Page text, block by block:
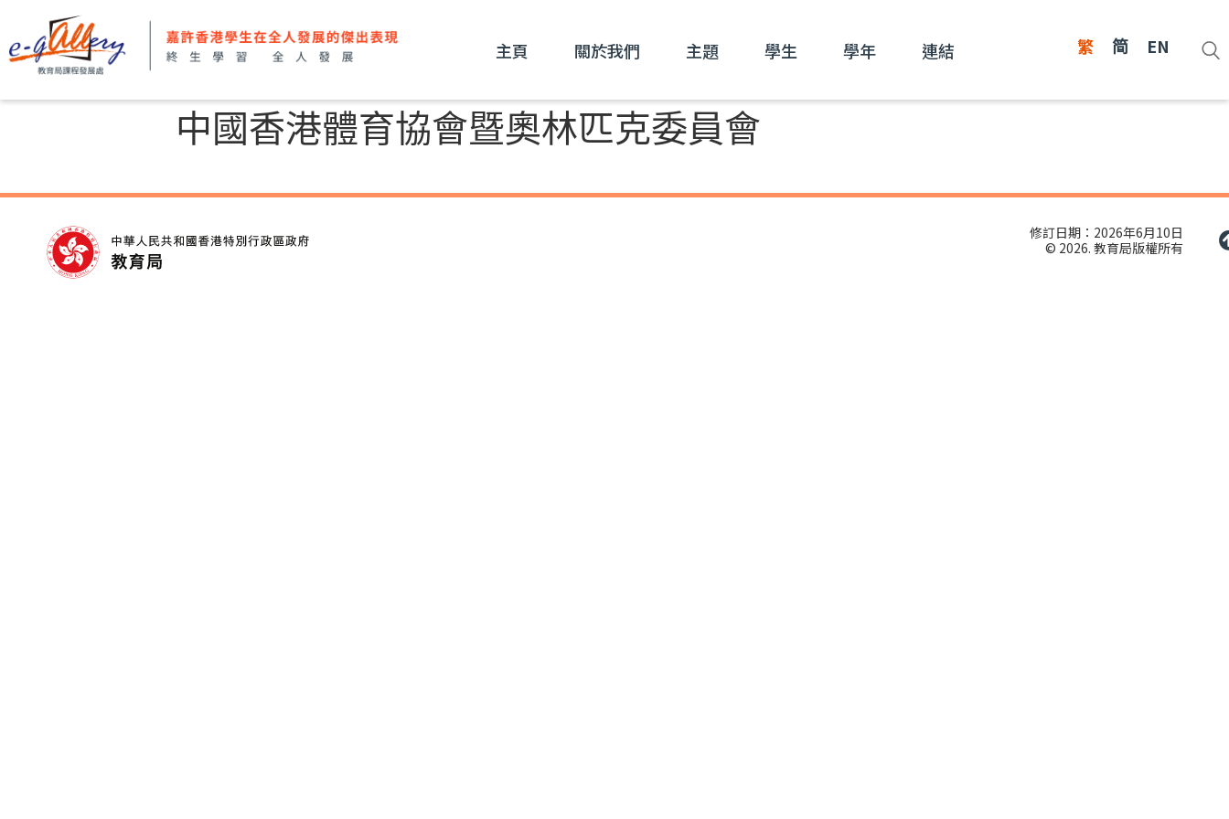
主頁 關於我們 主題 學生 學年 連結 繁 简 EN
中國香港體育協會暨奧林匹克委員會
修訂日期：2026年6月10日
© 2026. 教育局版權所有